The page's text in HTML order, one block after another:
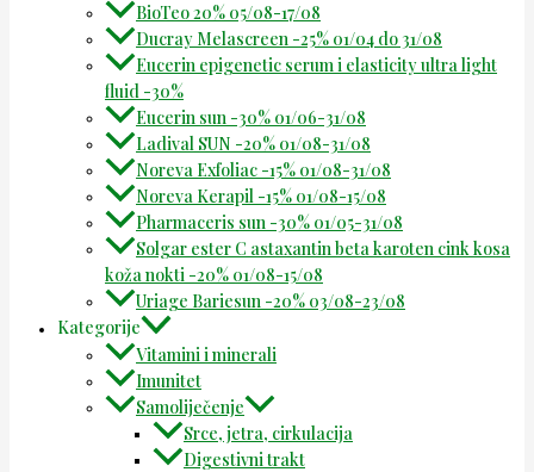
BioTeo 20% 05/08-17/08
Ducray Melascreen -25% 01/04 do 31/08
Eucerin epigenetic serum i elasticity ultra light
fluid -30%
Eucerin sun -30% 01/06-31/08
Ladival SUN -20% 01/08-31/08
Noreva Exfoliac -15% 01/08-31/08
Noreva Kerapil -15% 01/08-15/08
Pharmaceris sun -30% 01/05-31/08
Solgar ester C astaxantin beta karoten cink kosa
koža nokti -20% 01/08-15/08
Uriage Bariesun -20% 03/08-23/08
Kategorije
Vitamini i minerali
Imunitet
Samoliječenje
Srce, jetra, cirkulacija
Digestivni trakt